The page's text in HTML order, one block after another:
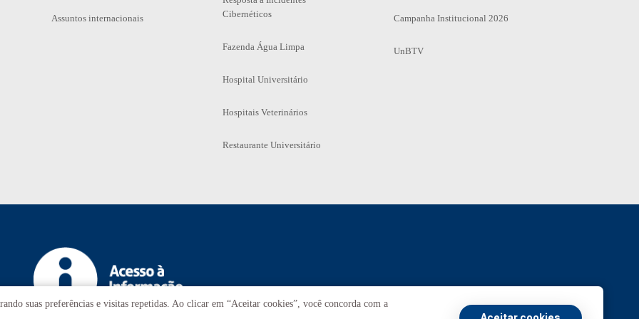
Assuntos internacionais
Cibernéticos
Fazenda Água Limpa
Hospital Universitário
Hospitais Veterinários
Restaurante Universitário
Campanha Institucional 2026
UnBTV
suas preferências e visitas repetidas. Ao clicar em “Aceitar cookies”, você concorda com a